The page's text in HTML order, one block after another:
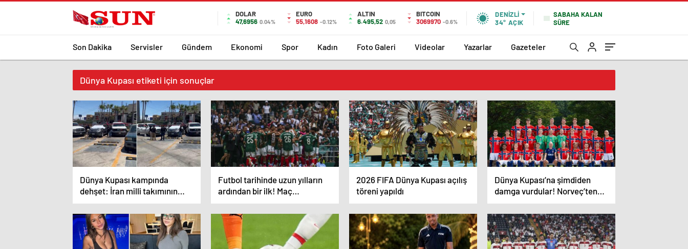
DOLAR
47,6956 0.04%
EURO
55,1608 -0.12%
ALTIN
6.495,52 0,05
BITCOIN
3069970 -0.6%
DENIZLI
34° AÇIK
SABAHA KALAN
SÜRE
Son Dakika Servisler Gündem Ekonomi Spor Kadın Foto Galeri Videolar Yazarlar Gazeteler
Dünya Kupası etiketi için sonuçlar
Dünya Kupası kampında
dehşet: İran milli takımının
antrenman yaptığı stadın
yanında çürümüş ceset
bulundu
Futbol tarihinde uzun yılların
ardından bir ilk! Maç
oynanırken reklam arası verildi
2026 FIFA Dünya Kupası açılış
töreni yapıldı
Dünya Kupası’na şimdiden
damga vurdular! Norveç’ten
ABD’de aç kalmamak için
görülmemiş yöntem